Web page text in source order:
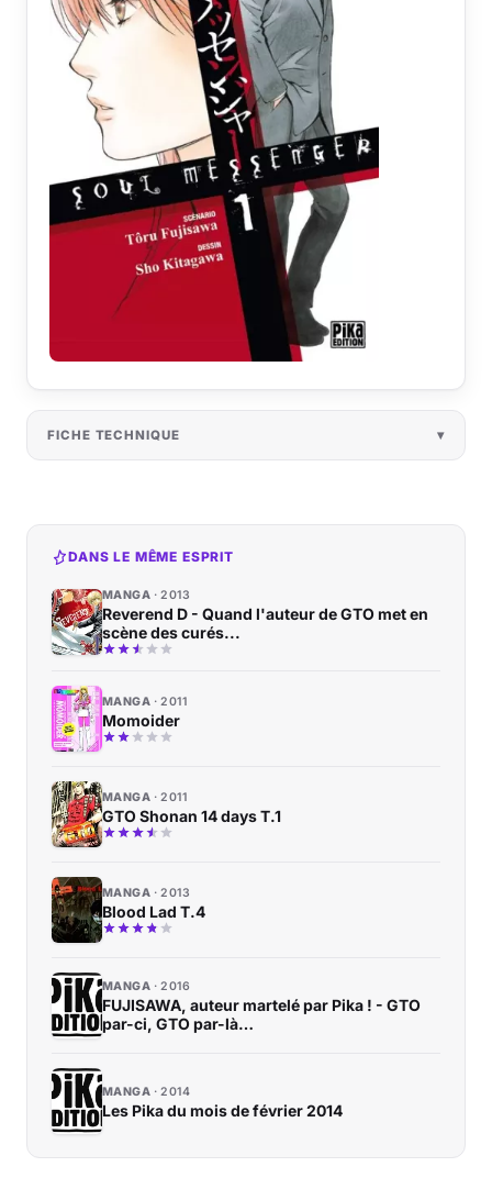
FICHE TECHNIQUE
DANS LE MÊME ESPRIT
MANGA 2013
Reverend D - Quand l'auteur de GTO met en
scène des curés...
MANGA 2011
Momoider
MANGA 2011
GTO Shonan 14 days T.1
MANGA 2013
Blood Lad T.4
MANGA 2016
FUJISAWA, auteur martelé par Pika ! - GTO
par-ci, GTO par-là…
MANGA 2014
Les Pika du mois de février 2014